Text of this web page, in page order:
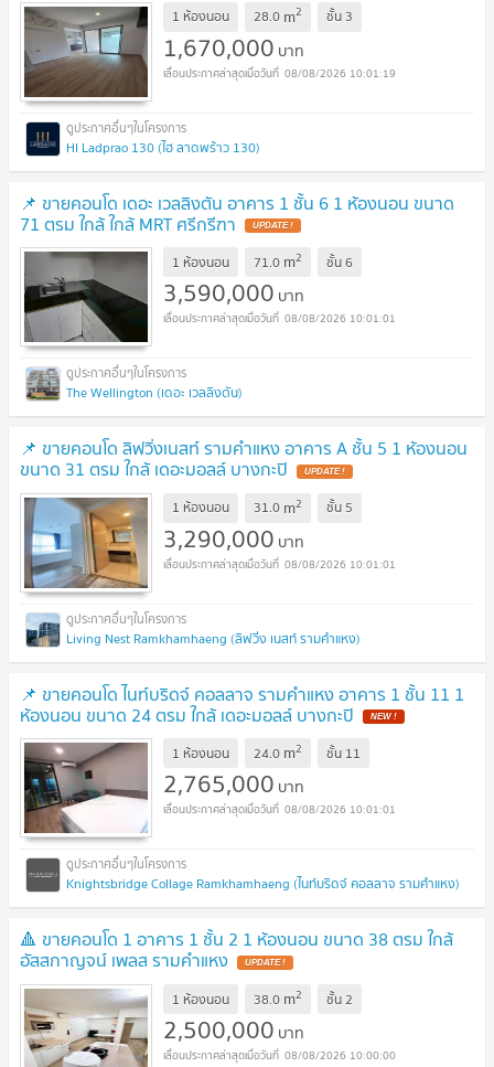
1 ห้องนอน 28.0 m2 ชั้น 3
1,670,000 บาท
08/08/2026 10:01:19
HI Ladprao 130 (ไฮ ลาดพร้าว 130)
📌 ขายคอนโด เดอะ เวลลิงตัน อาคาร 1 ชั้น 6 1 ห้องนอน ขนาด
71 ตรม ใกล้ ใกล้ MRT ศรีกรีฑา
1 ห้องนอน 71.0 m2 ชั้น6
3,590,000 บาท
08/08/2026 10:01:01
The Wellington (เดอะ เวลลิงตัน)
📌 ขายคอนโด ลิฟวิ่งเนสท์ รามคำแหง อาคาร A ชั้น 5 1 ห้องนอน
ขนาด 31 ตรม ใกล้ เดอะมอลล์ บางกะปิ
1 ห้องนอน 31.0 m2 ชั้น 5
3,290,000 บาท
08/08/2026 10:01:01
Living Nest Ramkhamhaeng (ลิฟวิ่ง เนสท์ รามคำแหง)
📌 ขายคอนโด ไนท์บริดจ์ คอลลาจ รามคำแหง อาคาร 1 ชั้น 11 1
ห้องนอน ขนาด 24 ตรม ใกล้ เดอะมอลล์ บางกะปิ
1 ห้องนอน 24.0 m2 ชั้น 11
2,765,000 บาท
08/08/2026 10:01:01
Knightsbridge Collage Ramkhamhaeng (ไนท์บริดจ์ คอลลาจ รามคำแหง)
🔺 ขายคอนโด 1 อาคาร 1 ชั้น 2 1 ห้องนอน ขนาด 38 ตรม ใกล้
อัสสกาญจน์ เพลส รามคำแหง
1 ห้องนอน 38.0 m2 ชั้น2
2,500,000 บาท
08/08/2026 10:00:00